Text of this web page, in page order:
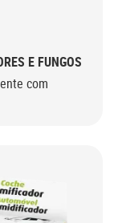
E FUNGOS
com